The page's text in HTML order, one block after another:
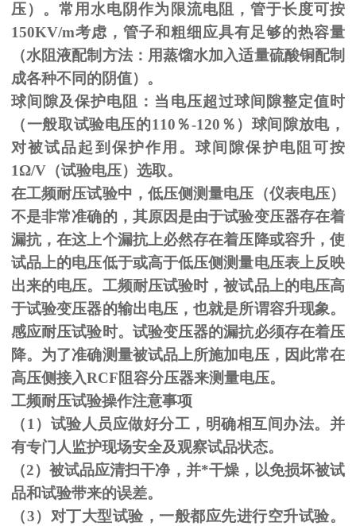
压）。常用水电阴作为限流电阻，管于长度可按
150KV/m考虑，管子和粗细应具有足够的热容量
（水阻液配制方法：用蒸馏水加入适量硫酸铜配制
成各种不同的阴值）。
球间隙及保护电阻：当电压超过球间隙整定值时
（一般取试验电压的110％-120 ％）球间隙放电，
对被试品起到保护作用。球间隙保护电阻可按
1Ω/V（试验电压）选取。
在工频耐压试验中，低压侧测量电压（仪表电压）
不是非常准确的，其原因是由于试验变压器存在着
漏抗，在这上个漏抗上必然存在着压降或容升，使
试品上的电压低于或高于低压侧测量电压表上反映
出来的电压。工频耐压试验时，被试品上的电压高
于试验变压器的输出电压，也就是所谓容升现象。
感应耐压试验时。试验变压器的漏抗必须存在着压
降。为了准确测量被试品上所施加电压，因此常在
高压侧接入RCF阻容分压器来测量电压。
工频耐压试验操作注意事项
（1 ）试验人员应做好分工，明确相互间办法。并
有专门人监护现场安全及观察试品状态。
（2）被试品应清扫干净，并*干燥，以免损坏被试
品和试验带来的误差。
（3）对丁大型试验，一般都应先进行空升试验。